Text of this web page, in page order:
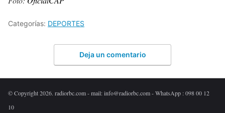
Categorías: DEPORTES
Deja un comentario
© Copyright 2026. radiorbc.com - mail: info@radiorbc.com - WhatsApp : 098 00 12
10